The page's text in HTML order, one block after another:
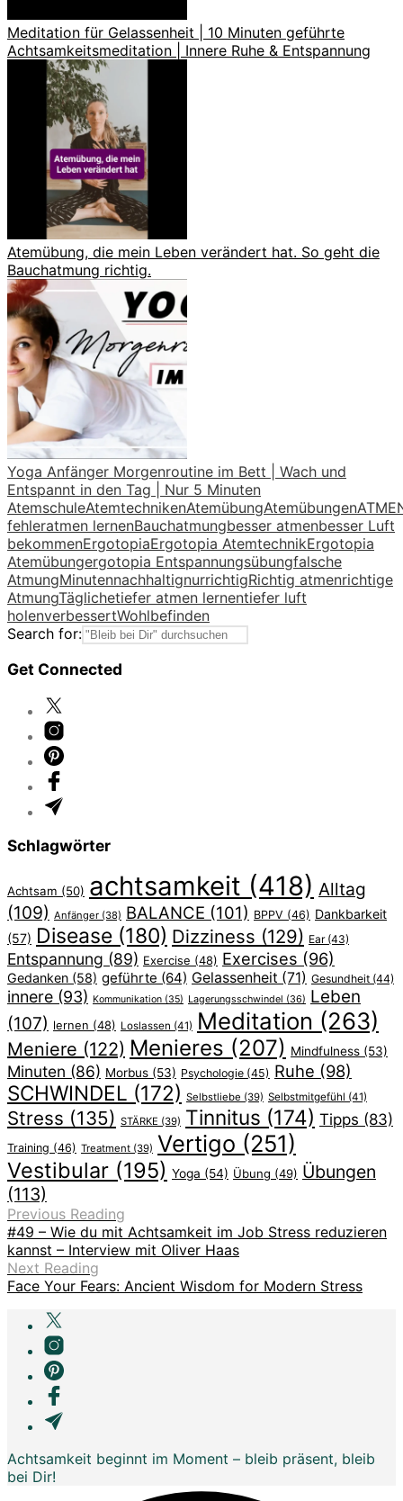
Meditation für Gelassenheit | 10 Minuten geführte
Achtsamkeitsmeditation | Innere Ruhe & Entspannung
Atemübung, die mein Leben verändert hat. So geht die
Bauchatmung richtig.
Yoga Anfänger Morgenroutine im Bett | Wach und
Entspannt in den Tag | Nur 5 Minuten
AtemschuleAtemtechnikenAtemübungAtemübungen
fehleratmen lernenBauchatmungbesser atmenbesser Luft
bekommenErgotopiaErgotopia AtemtechnikErgotopia
Atemübungergotopia Entspannungsübungfalsche
AtmungMinutennachhaltignurrichtigRichtig atmenrichtige
AtmungTäglichetiefer atmen lernentiefer luft
holenverbessertWohlbefinden
Search for:
Get Connected
Schlagwörter
Achtsam (50) achtsamkeit (418) Alltag
(109) Anfänger (38) BALANCE (101) BPPV (46) Dankbarkeit
(57) Disease (180) Dizziness (129) Ear(43)
Entspannung (89) Exercise (48) Exercises (96)
Gedanken (58) geführte (64) Gelassenheit (71) Gesundheit (44)
innere (93) Kommunikation (35) Lagerungsschwindel (36) Leben
(107) lernen (48) Loslassen (41) Meditation (263)
Meniere (122) Menieres (207) Mindfulness (53)
Minuten (86) Morbus (53) Psychologie (45) Ruhe (98)
SCHWINDEL (172) Selbstliebe (39) Selbstmitgefühl (41)
Stress (135) STÄRKE (39) Tinnitus (174) Tipps (83)
Training (46) Treatment (39) Vertigo (251)
Vestibular (195) Yoga (54) Übung (49) Übungen
(113)
Previous Reading
#49 – Wie du mit Achtsamkeit im Job Stress reduzieren
kannst – Interview mit Oliver Haas
Next Reading
Face Your Fears: Ancient Wisdom for Modern Stress
Achtsamkeit beginnt im Moment – bleib präsent, bleib
bei Dir!